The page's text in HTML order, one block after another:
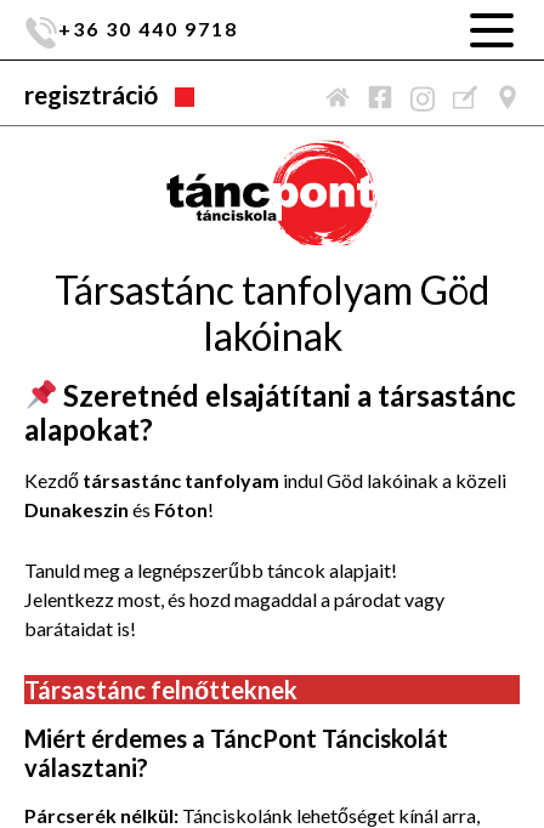
+36 30 440 9718
regisztráció
Társastánc tanfolyam Göd
lakóinak
Szeretnéd elsajátítani a társastánc
alapokat?
Kezdő társastánc tanfolyam indul Göd lakóinak a közeli
Dunakeszin és Fóton!
Tanuld meg a legnépszerűbb táncok alapjait!
Jelentkezz most, és hozd magaddal a párodat vagy
barátaidat is!
Társastánc felnőtteknek
Miért érdemes a TáncPont Tánciskolát
választani?
Párcserék nélkül: Tánciskolánk lehetőséget kínál arra,